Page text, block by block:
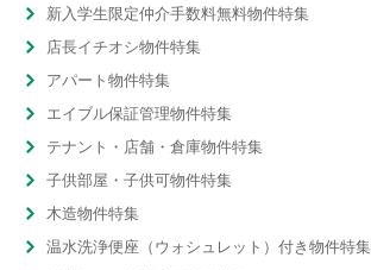
新入学生限定仲介手数料無料物件特集
店長イチオシ物件特集
アパート物件特集
エイブル保証管理物件特集
テナント・店舗・倉庫物件特集
子供部屋・子供可物件特集
木造物件特集
温水洗浄便座（ウォシュレット）付き物件特集